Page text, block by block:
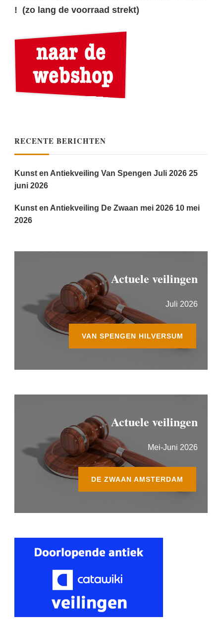
! (zo lang de voorraad strekt)
RECENTE BERICHTEN
Kunst en Antiekveiling Van Spengen Juli 2026 25
juni 2026
Kunst en Antiekveiling De Zwaan mei 2026 10 mei
2026
Actuele veilingen
Juli 2026
VAN SPENGEN HILVERSUM
Actuele veilingen
Mei-Juni 2026
DE ZWAAN AMSTERDAM